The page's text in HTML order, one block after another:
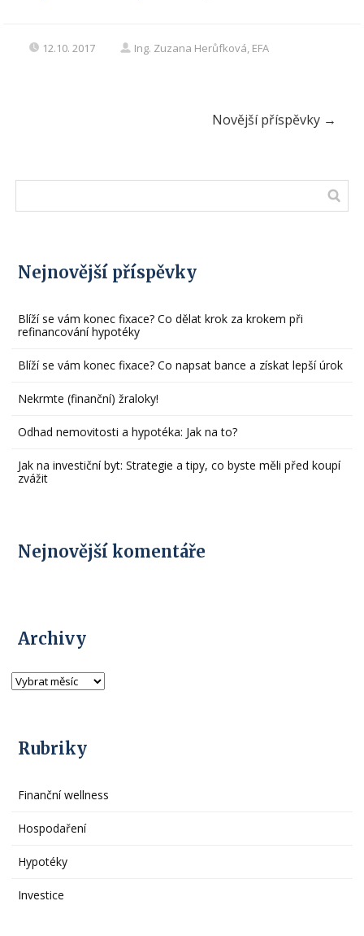
12.10. 2017 Ing. Zuzana Herůfková, EFA
Novější příspěvky →
Nejnovější příspěvky
Blíží se vám konec fixace? Co dělat krok za krokem při
refinancování hypotéky
Blíží se vám konec fixace? Co napsat bance a získat lepší úrok
Nekrmte (finanční) žraloky!
Odhad nemovitosti a hypotéka: Jak na to?
Jak na investiční byt: Strategie a tipy, co byste měli před koupí
zvážit
Nejnovější komentáře
Archivy
Rubriky
Finanční wellness
Hospodaření
Hypotéky
Investice